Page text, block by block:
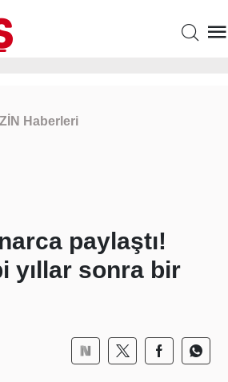
Haberleri
paylaştı!
yıllar sonra bir